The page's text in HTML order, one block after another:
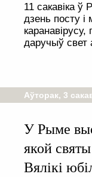
11 сакавіка
дзень посту і
даручыў свет
Аўторак, 3
У Рыме
якой
Вялікі